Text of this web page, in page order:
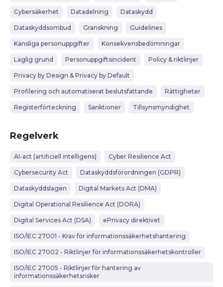
Cybersäkerhet Datadelning Dataskydd
Dataskyddsombud Granskning Guidelines
Känsliga personuppgifter Konsekvensbedömningar
Laglig grund Personuppgiftsincident Policy & riktlinjer
Privacy by Design & Privacy by Default
Profilering och automatiserat beslutsfattande Rättigheter
Registerförteckning Sanktioner Tillsynsmyndighet
Regelverk
AI-act (artificiell intelligens) Cyber Resilience Act
Cybersecurity Act Dataskyddsförordningen (GDPR)
Dataskyddslagen Digital Markets Act (DMA)
Digital Operational Resilience Act (DORA)
Digital Services Act (DSA) ePrivacy direktivet
ISO/IEC 27001 - Krav för informationssäkerhetshantering
ISO/IEC 27002 - Riktlinjer för informationssäkerhetskontroller
ISO/IEC 27005 - Riktlinjer för hantering av
informationssäkerhetsrisker